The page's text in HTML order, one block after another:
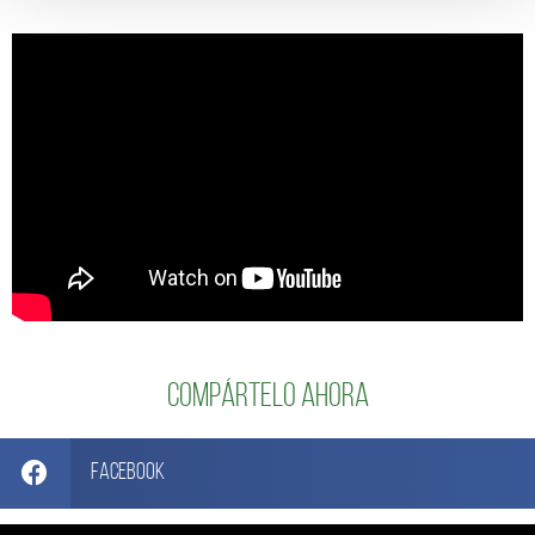
Compártelo ahora
Facebook